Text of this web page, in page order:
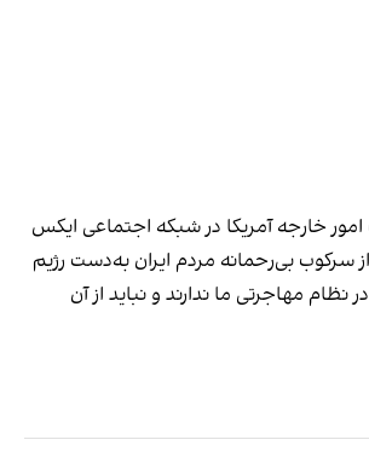
خارجه آمریکا در شبکه اجتماعی ایکس
سرکوب بی‌رحمانه مردم ایران به‌دست رژیم
نظام مهاجرتی ما ندارند و نباید از آن